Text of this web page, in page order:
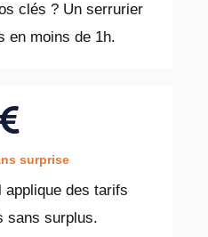
clés ? Un serrurier
en moins de 1h.
surprise
applique des tarifs
sans surplus.